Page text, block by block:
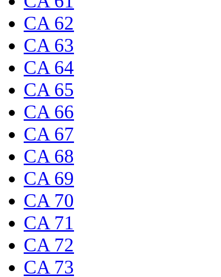
CA 62
CA 63
CA 64
CA 65
CA 66
CA 67
CA 68
CA 69
CA 70
CA 71
CA 72
CA 73